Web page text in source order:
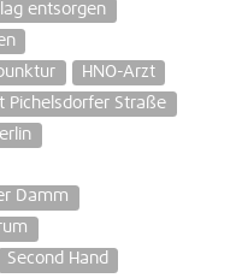
entsorgen
HNO-Arzt
Pichelsdorfer Straße
Damm
Second Hand